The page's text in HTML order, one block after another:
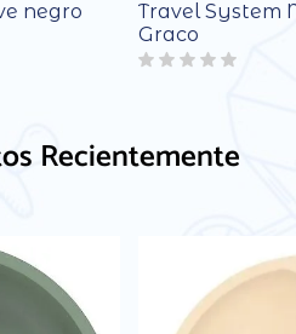
negro
Travel System
Graco
Recientemente